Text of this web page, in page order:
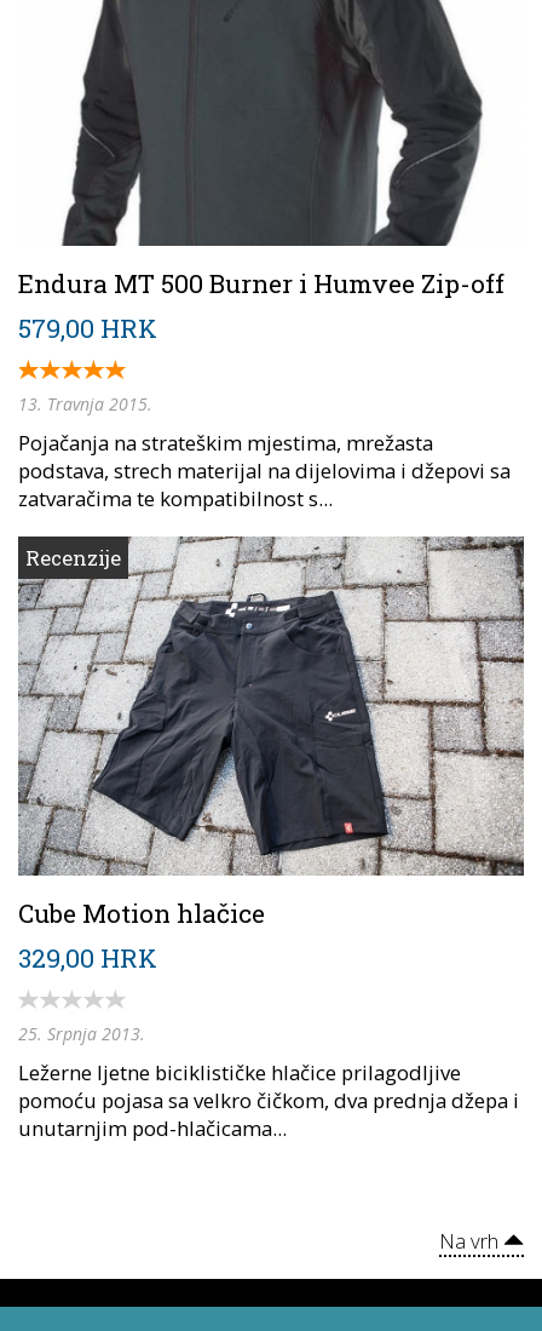
Endura MT 500 Burner i Humvee Zip-off
579,00 HRK
13. Travnja 2015.
Pojačanja na strateškim mjestima, mrežasta
podstava, strech materijal na dijelovima i džepovi sa
zatvaračima te kompatibilnost s...
Recenzije
Cube Motion hlačice
329,00 HRK
25. Srpnja 2013.
Ležerne ljetne biciklističke hlačice prilagodljive
pomoću pojasa sa velkro čičkom, dva prednja džepa i
unutarnjim pod-hlačicama...
Na vrh